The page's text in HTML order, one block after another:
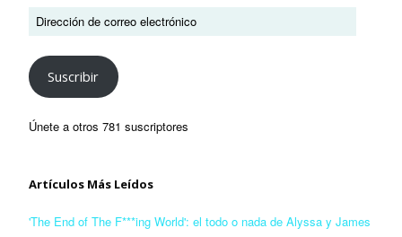
Suscribir
Únete a otros 781 suscriptores
Artículos Más Leídos
'The End of The F***ing World': el todo o nada de Alyssa y James